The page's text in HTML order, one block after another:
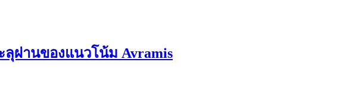
ผ่านของแนวโน้ม Avramis